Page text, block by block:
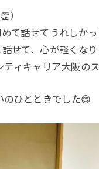
）
て話せてうれしかっ
せて、心が軽くな
ィキャリア大阪の
ひとときでした😊